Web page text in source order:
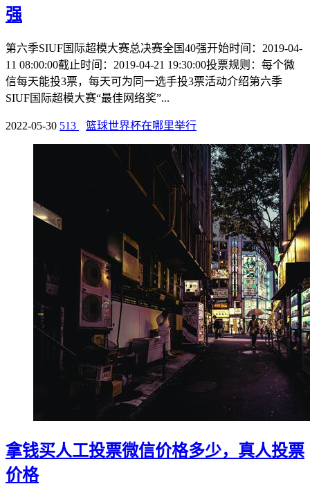
强
第六季SIUF国际超模大赛总决赛全国40强开始时间：2019-04-
11 08:00:00截止时间：2019-04-21 19:30:00投票规则：每个微
信每天能投3票，每天可为同一选手投3票活动介绍第六季
SIUF国际超模大赛“最佳网络奖”...
2022-05-30 513 篮球世界杯在哪里举行
拿钱买人工投票微信价格多少，真人投票
价格